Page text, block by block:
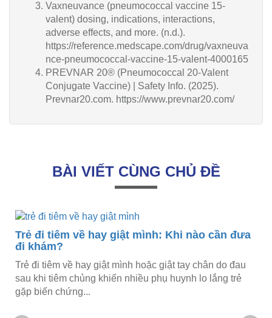
Vaxneuvance (pneumococcal vaccine 15-
valent) dosing, indications, interactions,
adverse effects, and more. (n.d.).
https://reference.medscape.com/drug/vaxneuva
nce-pneumococcal-vaccine-15-valent-4000165
PREVNAR 20® (Pneumococcal 20-Valent
Conjugate Vaccine) | Safety Info. (2025).
Prevnar20.com. https://www.prevnar20.com/
BÀI VIẾT CÙNG CHỦ ĐỀ
Trẻ đi tiêm về hay giật mình: Khi nào cần đưa
đi khám?
Trẻ đi tiêm về hay giật mình hoặc giật tay chân do đau
sau khi tiêm chủng khiến nhiều phụ huynh lo lắng trẻ
gặp biến chứng...